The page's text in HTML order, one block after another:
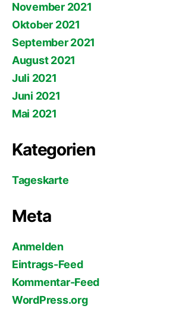
November 2021
Oktober 2021
September 2021
August 2021
Juli 2021
Juni 2021
Mai 2021
Kategorien
Tageskarte
Meta
Anmelden
Eintrags-Feed
Kommentar-Feed
WordPress.org